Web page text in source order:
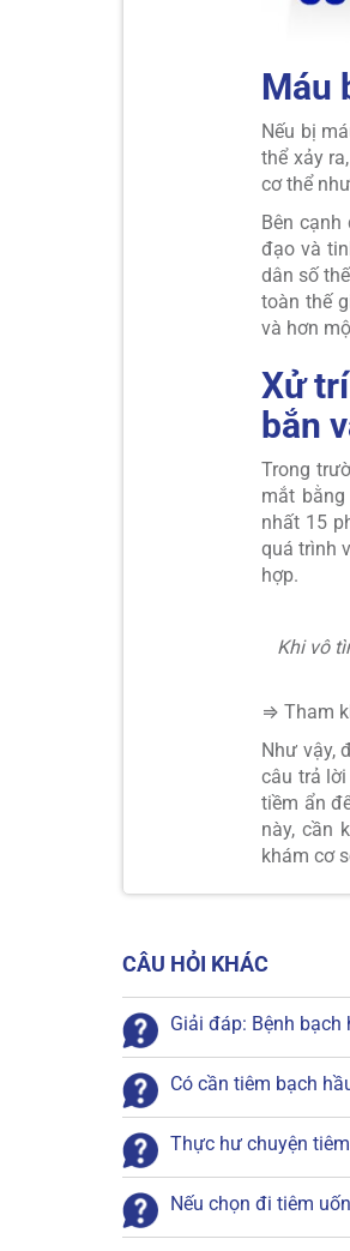
Máu
Nếu bị
thể xảy
cơ thể
Bên
đạo và
dân số
toàn thế
và hơn
Xử
bắn
Trong
mắt
nhất 15
quá trình
hợp.
Khi vô
⇒ Tham
Như vậy,
câu trả
tiềm ẩn
này, cần
khám cơ
CÂU HỎI KHÁC
Giải đáp: Bệnh
Có cần tiêm bạch
Thực hư chuyện
Nếu chọn đi tiêm